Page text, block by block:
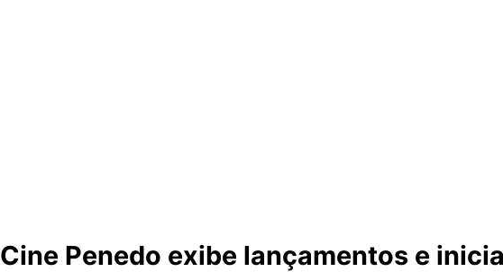
Cine Penedo exibe lançamentos e